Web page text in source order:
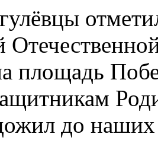
площадь
до